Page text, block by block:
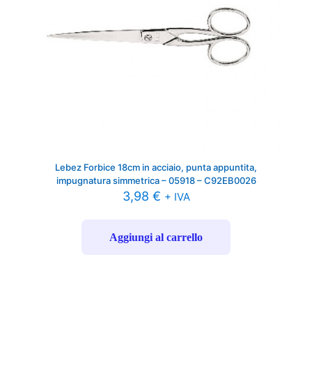
Lebez Forbice 18cm in acciaio, punta appuntita,
impugnatura simmetrica – 05918 – C92EB0026
3,98 € + IVA
Aggiungi al carrello